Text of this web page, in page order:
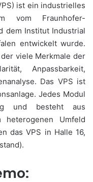
ist ein industrielles
vom Fraunhofer-
dem Institut Industrial
entwickelt wurde.
viele Merkmale der
Anpassbarkeit,
Das VPS ist
Jedes Modul
und besteht aus
heterogenen Umfeld
das VPS in Halle 16,